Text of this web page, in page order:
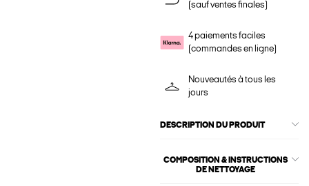
(sauf ventes finales)
4 paiements faciles
(commandes en ligne)
Nouveautés à tous les
jours
DESCRIPTION DU PRODUIT
COMPOSITION & INSTRUCTIONS
DE NETTOYAGE